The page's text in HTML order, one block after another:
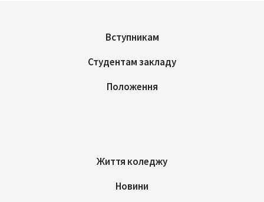
Вступникам
Студентам закладу
Положення
Життя коледжу
Новини